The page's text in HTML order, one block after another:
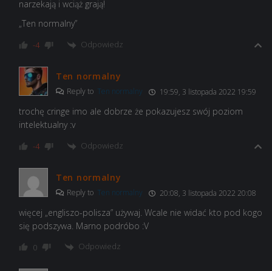
narzekają i wciąż grają!
„Ten normalny”
-4 Odpowiedz
Ten normalny
Reply to Ten normalny 19:59, 3 listopada 2022 19:59
trochę cringe imo ale dobrze że pokazujesz swój poziom
intelektualny :v
-4 Odpowiedz
Ten normalny
Reply to Ten normalny 20:08, 3 listopada 2022 20:08
więcej „engliszo-polisza” używaj. Wcale nie widać kto pod kogo
się podszywa. Marno podróbo :V
0 Odpowiedz